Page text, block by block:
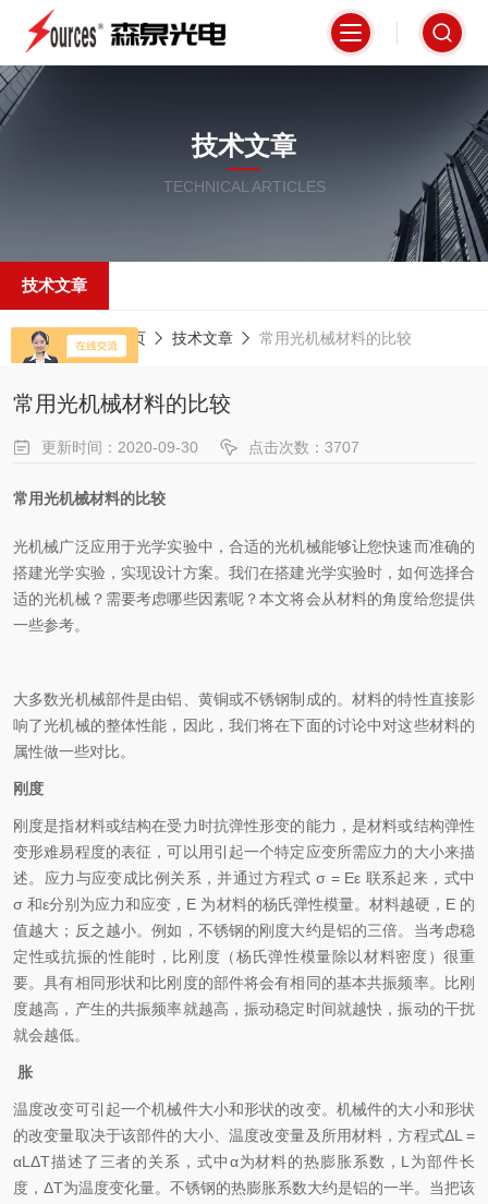
技术文章
TECHNICAL ARTICLES
技术文章
当前位置：首页 技术文章 常用光机械材料的比较
常用光机械材料的比较
更新时间：2020-09-30 点击次数：3707
常用光机械材料的比较
光机械广泛应用于光学实验中，合适的光机械能够让您快速而准确的
搭建光学实验，实现设计方案。我们在搭建光学实验时，如何选择合
适的光机械？需要考虑哪些因素呢？本文将会从材料的角度给您提供
一些参考。
大多数光机械部件是由铝、黄铜或不锈钢制成的。材料的特性直接影
响了光机械的整体性能，因此，我们将在下面的讨论中对这些材料的
属性做一些对比。
刚度
刚度是指材料或结构在受力时抗弹性形变的能力，是材料或结构弹性
变形难易程度的表征，可以用引起一个特定应变所需应力的大小来描
述。应力与应变成比例关系，并通过方程式 σ = Eε 联系起来，式中
σ和ε分别为应力和应变， E 为材料的杨氏弹性模量。材料越硬， E 的
值越大；反之越小。例如，不锈钢的刚度大约是铝的三倍。当考虑稳
定性或抗振的性能时，比刚度（杨氏弹性模量除以材料密度）很重
要。具有相同形状和比刚度的部件将会有相同的基本共振频率。比刚
度越高，产生的共振频率就越高，振动稳定时间就越快，振动的干扰
就会越低。
胀
温度改变可引起一个机械件大小和形状的改变。机械件的大小和形状
的改变量取决于该部件的大小、温度改变量及所用材料，方程式ΔL =
αLΔT描述了三者的关系，式中α为材料的热膨胀系数， L 为部件长
度， ΔT为温度变化量。不锈钢的热膨胀系数大约是铝的一半。当把该